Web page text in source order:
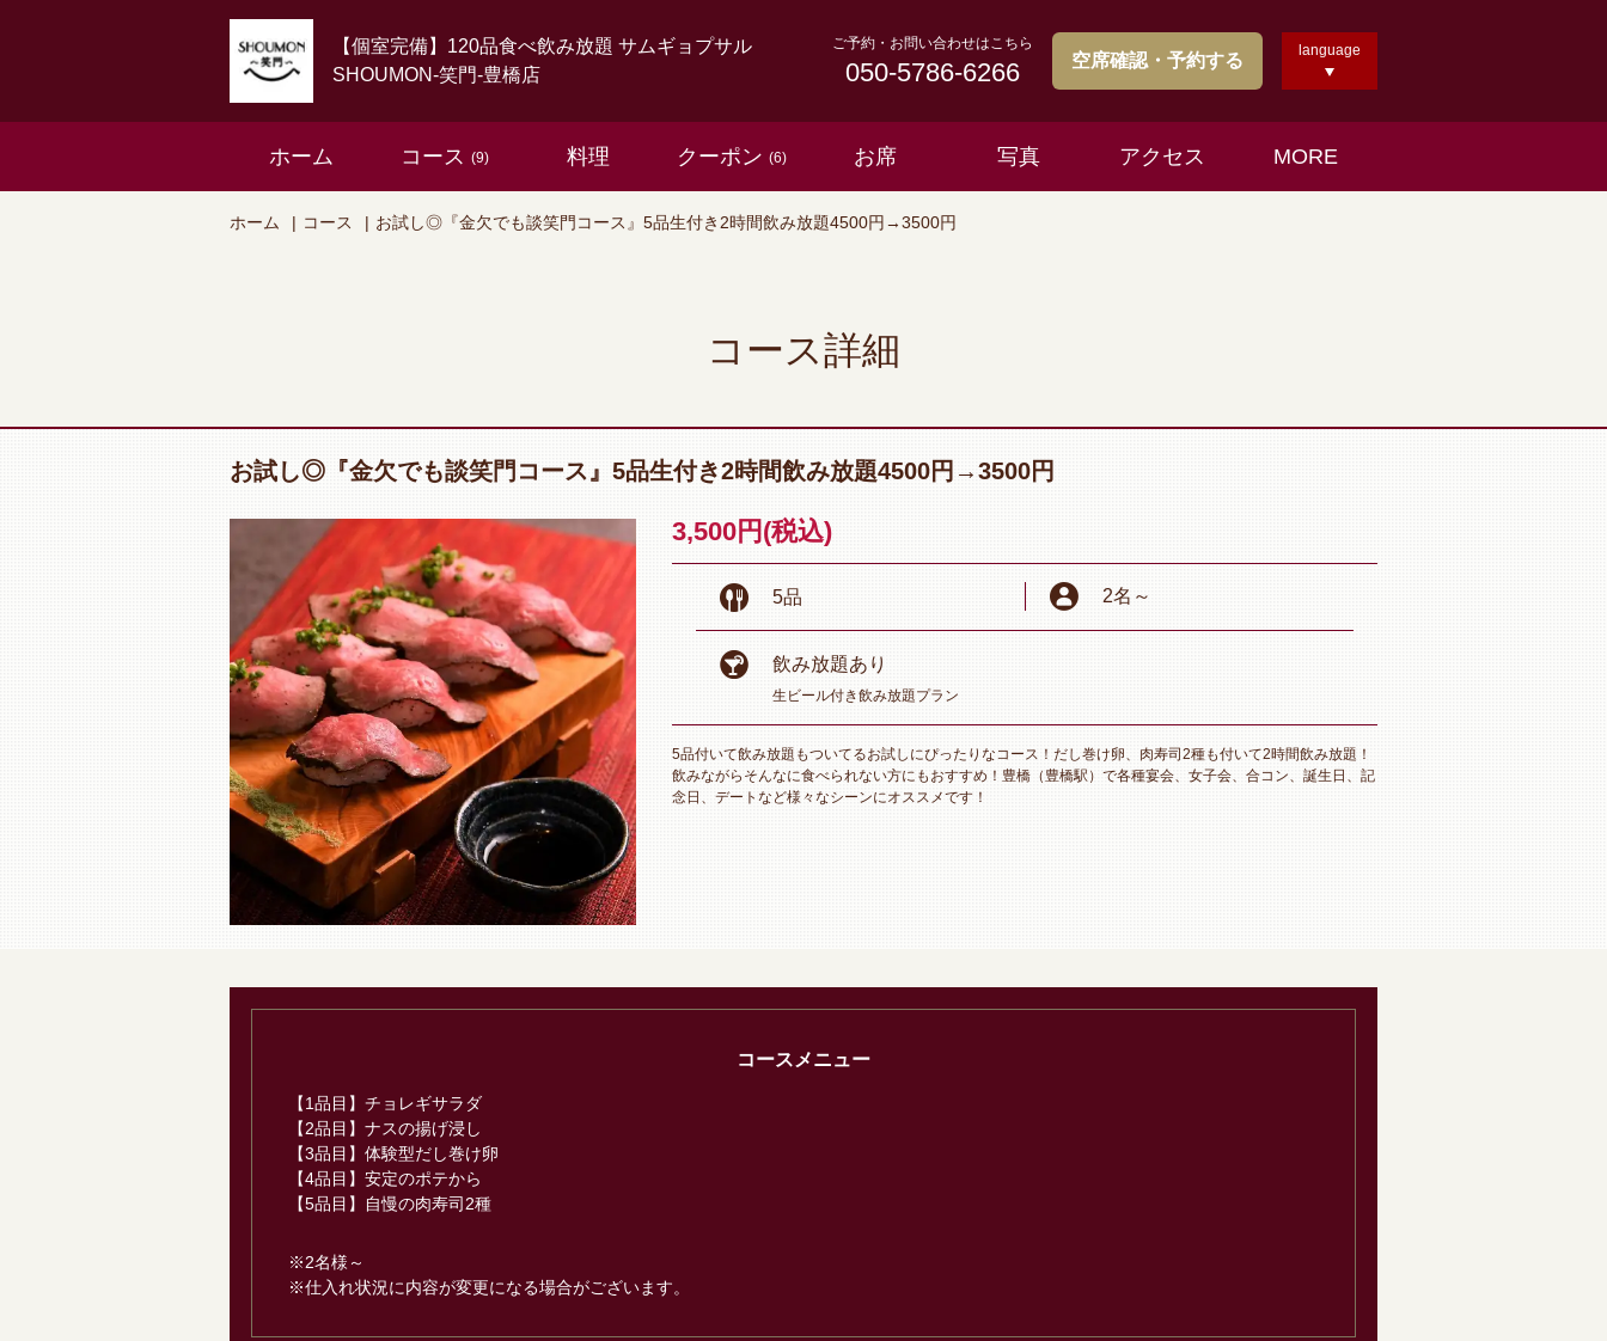
【個室完備】120品食べ飲み放題 サムギョプサル
SHOUMON‐笑門‐豊橋店
ご予約・お問い合わせはこちら
050-5786-6266 空席確認・予約する language
ホーム コース (9) 料理 クーポン (6) お席 写真 アクセス MORE
ホーム コース お試し◎『金欠でも談笑門コース』5品生付き2時間飲み放題4500円→3500円
コース詳細
お試し◎『金欠でも談笑門コース』5品生付き2時間飲み放題4500円→3500円
3,500円 (税込)
5品 2名 ～
飲み放題あり
生ビール付き飲み放題プラン
5品付いて飲み放題もついてるお試しにぴったりなコース！だし巻け卵、肉寿司2種も付いて2時間飲み放題！
飲みながらそんなに食べられない方にもおすすめ！豊橋（豊橋駅）で各種宴会、女子会、合コン、誕生日、記
念日、デートなど様々なシーンにオススメです！
コースメニュー
【1品目】チョレギサラダ
【2品目】ナスの揚げ浸し
【3品目】体験型だし巻け卵
【4品目】安定のポテから
【5品目】自慢の肉寿司2種
※2名様～
※仕入れ状況に内容が変更になる場合がございます。